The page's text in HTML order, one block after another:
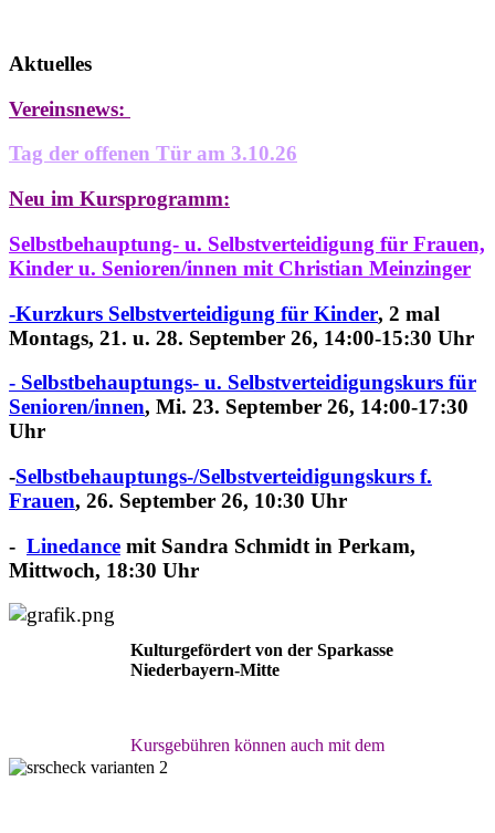
Aktuelles
Vereinsnews:
Tag der offenen Tür am 3.10.26
Neu im Kursprogramm:
Selbstbehauptung- u. Selbstverteidigung für Frauen,
Kinder u. Senioren/innen mit Christian Meinzinger
-Kurzkurs Selbstverteidigung für Kinder, 2 mal
Montags, 21. u. 28. September 26, 14:00-15:30 Uhr
- Selbstbehauptungs- u. Selbstverteidigungskurs für
Senioren/innen, Mi. 23. September 26, 14:00-17:30
Uhr
-Selbstbehauptungs-/Selbstverteidigungskurs f.
Frauen, 26. September 26, 10:30 Uhr
- Linedance mit Sandra Schmidt in Perkam,
Mittwoch, 18:30 Uhr
Kulturgefördert von der Sparkasse
Niederbayern-Mitte
Kursgebühren können auch mit dem